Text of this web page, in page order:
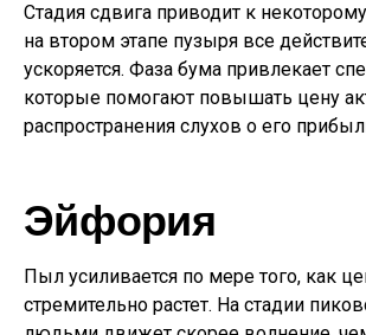
Стадия сдвига приводит к
на втором этапе пузыря все
ускоряется. Фаза бума привлекает
которые помогают повышать цену
распространения слухов о его
Эйфория
Пыл усиливается по мере того, как
стремительно растет. На стадии